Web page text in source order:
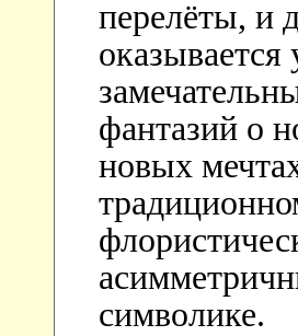
перелёты, и
фантазий о
новых
символике.